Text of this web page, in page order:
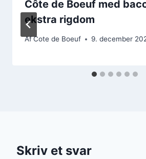
Côte de Boeuf med
ekstra rigdom
AfCote de Boeuf 9. december
Skriv et svar